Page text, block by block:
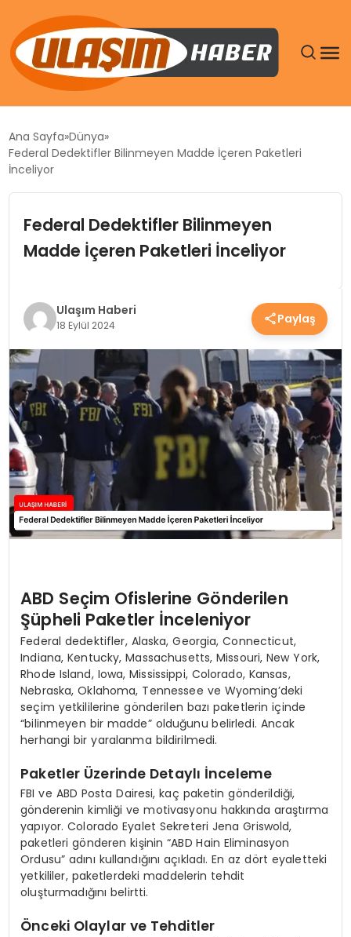
SIYASET
EKONOMI
TEKNOLOJI
SAĞLIK
YAŞAM
Ana Sayfa Dünya
Federal Dedektifler Bilinmeyen Madde İçeren Paketleri
İnceliyor
Federal Dedektifler Bilinmeyen
Madde İçeren Paketleri İnceliyor
Ulaşım Haberi
18 Eylül 2024 Paylaş
ABD Seçim Ofislerine Gönderilen
Şüpheli Paketler İnceleniyor
Federal dedektifler, Alaska, Georgia, Connecticut,
Indiana, Kentucky, Massachusetts, Missouri, New York,
Rhode Island, Iowa, Mississippi, Colorado, Kansas,
Nebraska, Oklahoma, Tennessee ve Wyoming’deki
seçim yetkililerine gönderilen bazı paketlerin içinde
“bilinmeyen bir madde” olduğunu belirledi. Ancak
herhangi bir yaralanma bildirilmedi.
Paketler Üzerinde Detaylı İnceleme
FBI ve ABD Posta Dairesi, kaç paketin gönderildiği,
gönderenin kimliği ve motivasyonu hakkında araştırma
yapıyor. Colorado Eyalet Sekreteri Jena Griswold,
paketleri gönderen kişinin “ABD Hain Eliminasyon
Ordusu” adını kullandığını açıkladı. En az dört eyaletteki
yetkililer, paketlerdeki maddelerin tehdit
oluşturmadığını belirtti.
Önceki Olaylar ve Tehditler